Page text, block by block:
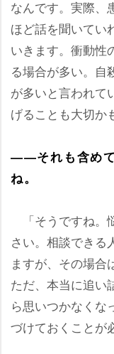
なんです。実際、
ほど話を聞いてい
いきます。衝動性
る場合が多い。自
が多いと言われて
げることも大切か
――それも含めて
ね。
「そうですね。
さい。相談できる
ますが、その場合
ただ、本当に追い
ら思いつかなくな
づけておくことが